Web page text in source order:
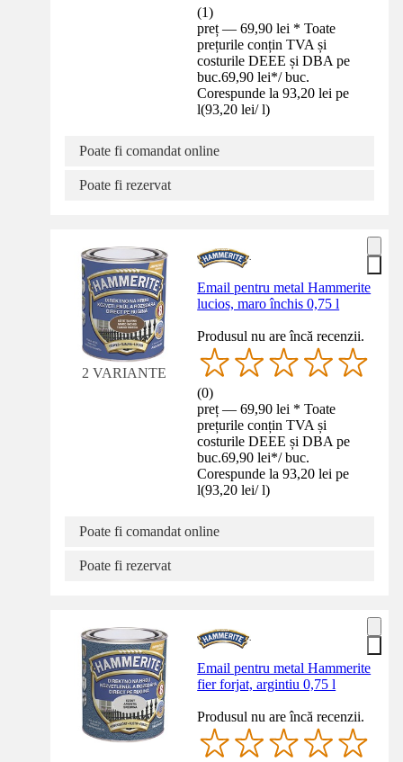
(1)
preț — 69,90 lei * Toate
prețurile conțin TVA și
costurile DEEE și DBA pe
buc.69,90 lei*/ buc.
Corespunde la 93,20 lei pe
l(93,20 lei/ l)
Poate fi comandat online
Poate fi rezervat
2 VARIANTE
Email pentru metal Hammerite
lucios, maro închis 0,75 l
Produsul nu are încă recenzii.
(0)
preț — 69,90 lei * Toate
prețurile conțin TVA și
costurile DEEE și DBA pe
buc.69,90 lei*/ buc.
Corespunde la 93,20 lei pe
l(93,20 lei/ l)
Poate fi comandat online
Poate fi rezervat
Email pentru metal Hammerite
fier forjat, argintiu 0,75 l
Produsul nu are încă recenzii.